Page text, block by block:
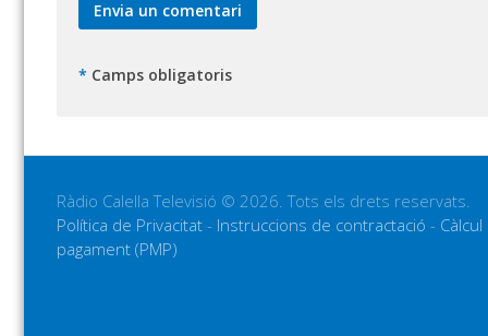
* Camps obligatoris
Ràdio Calella Televisió © 2026. Tots els drets reservats.
Política de Privacitat - Instruccions de contractació -
pagament (PMP)